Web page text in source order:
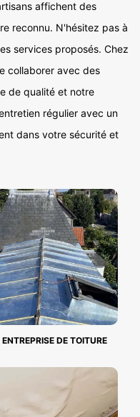
affichent des
reconnu. N'hésitez pas à
services proposés. Chez
collaborer avec des
de qualité et notre
régulier avec un
dans votre sécurité et
ENTREPRISE DE TOITURE